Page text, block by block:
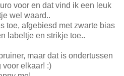
voor en dat vind ik een leuk
wel waard..
toe, afgebiesd met zwarte bias
labeltje en strikje toe..
maar dat is ondertussen
voor elkaar! :)